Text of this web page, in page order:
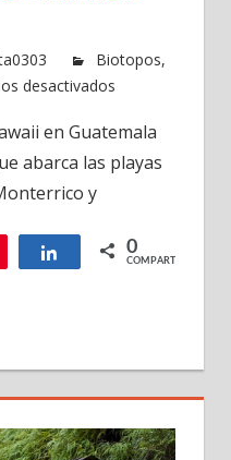
Biotopos,
desactivados
Monterrico
Hawaii
en Guatemala
abarca las playas
y
Compartir
0
COMPARTIR